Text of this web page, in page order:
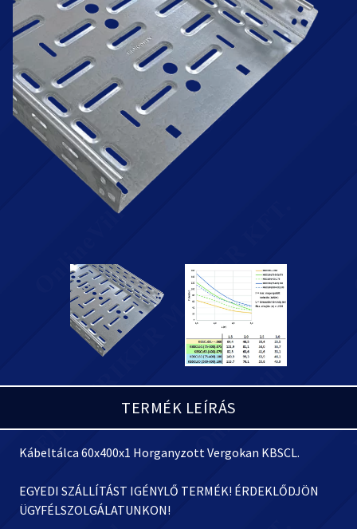
TERMÉK LEÍRÁS
Kábeltálca 60x400x1 Horganyzott Vergokan KBSCL.
EGYEDI SZÁLLÍTÁST IGÉNYLŐ TERMÉK! ÉRDEKLŐDJÖN
ÜGYFÉLSZOLGÁLATUNKON!